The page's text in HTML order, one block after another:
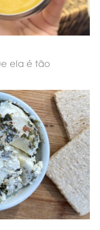
ela é tão